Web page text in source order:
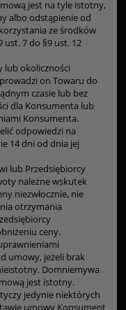
jest na tyle istotny,
albo odstąpienie od
ze środków
7 do §9 ust. 12
lub okoliczności
on Towaru do
czasie lub bez
dla Konsumenta lub
Konsumenta.
odpowiedzi na
14 dni od dnia jej
lub Przedsiębiorcy
należne wskutek
niezwłocznie, nie
otrzymania
ceny.
umowy, jeżeli brak
Domniemywa
jest istotny.
jedynie niektórych
umowy Konsument